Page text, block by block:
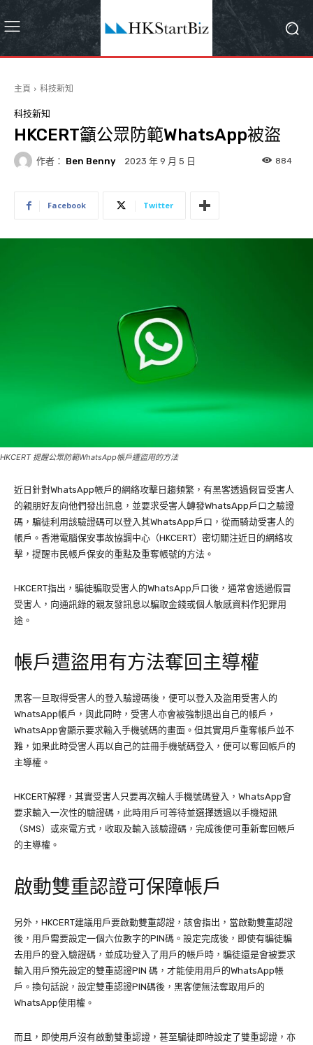
主頁 科技新知
科技新知
HKCERT籲公眾防範WhatsApp被盜
作者： Ben Benny 2023 年 9 月 5 日 884
Facebook Twitter
HKCERT 提醒公眾防範WhatsApp帳戶遭盜用的方法
近日針對WhatsApp帳戶的網絡攻擊日趨頻繁，有黑客透過假冒受害人
的親朋好友向他們發出訊息，並要求受害人轉發WhatsApp戶口之驗證
碼，騙徒利用該驗證碼可以登入其WhatsApp戶口，從而騎劫受害人的
帳戶。香港電腦保安事故協調中心（HKCERT）密切關注近日的網絡攻
擊，提醒市民帳戶保安的重點及重奪帳號的方法。
HKCERT指出，騙徒騙取受害人的WhatsApp戶口後，通常會透過假冒
受害人，向通訊錄的親友發訊息以騙取金錢或個人敏感資料作犯罪用
途。
帳戶遭盜用有方法奪回主導權
黑客一旦取得受害人的登入驗證碼後，便可以登入及盜用受害人的
WhatsApp帳戶，與此同時，受害人亦會被強制退出自己的帳戶，
WhatsApp會顯示要求輸入手機號碼的畫面。但其實用戶重奪帳戶並不
難，如果此時受害人再以自己的註冊手機號碼登入，便可以奪回帳戶的
主導權。
HKCERT解釋，其實受害人只要再次輸人手機號碼登入，WhatsApp會
要求輸入一次性的驗證碼，此時用戶可等待並選擇透過以手機短訊
（SMS）或來電方式，收取及輸入該驗證碼，完成後便可重新奪回帳戶
的主導權。
啟動雙重認證可保障帳戶
另外，HKCERT建議用戶要啟動雙重認證，該會指出，當啟動雙重認證
後，用戶需要設定一個六位數字的PIN碼。設定完成後，即使有騙徒騙
去用戶的登入驗證碼，並成功登入了用戶的帳戶時，騙徒還是會被要求
輸入用戶預先設定的雙重認證PIN 碼，才能使用用戶的WhatsApp帳
戶。換句話說，設定雙重認證PIN碼後，黑客便無法奪取用戶的
WhatsApp使用權。
而且，即使用戶沒有啟動雙重認證，甚至騙徒即時設定了雙重認證，亦